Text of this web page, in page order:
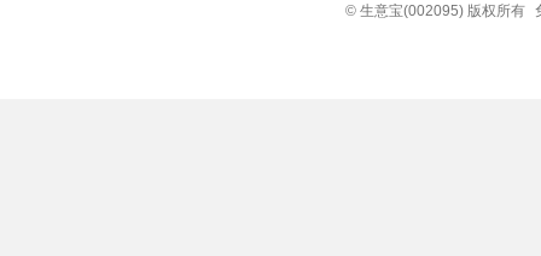
© 生意宝(002095) 版权所有